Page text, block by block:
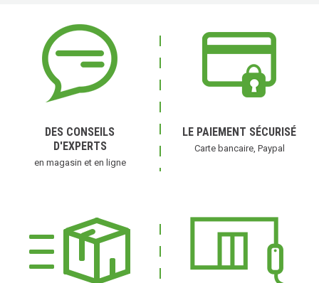
DES CONSEILS
D'EXPERTS
en magasin et en ligne
LE PAIEMENT SÉCURISÉ
Carte bancaire, Paypal